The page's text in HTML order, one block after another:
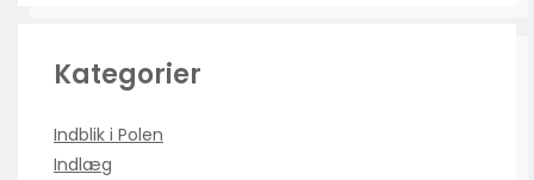
Kategorier
Indblik i Polen
Indlæg